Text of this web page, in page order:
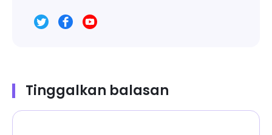
Tinggalkan balasan